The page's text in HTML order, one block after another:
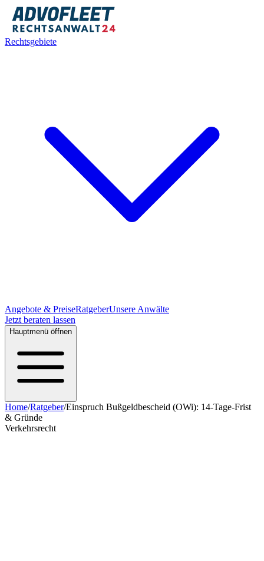
Rechtsgebiete
Angebote & PreiseRatgeberUnsere Anwälte
Jetzt beraten lassen
Hauptmenü öffnen
Home/Ratgeber/Einspruch Bußgeldbescheid (OWi): 14-Tage-Frist
& Gründe
Verkehrsrecht